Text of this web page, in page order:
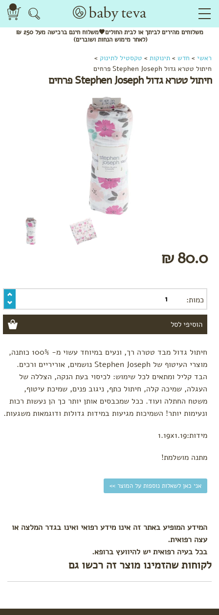
משלוחיםמהיריםלביתך או לבית החולים🖤משלוחחינם
ברכישה מעל 250 ₪
(לאחר מימוש הנחות ושוברים)
ראשי > חדש > תינוקות > טקסטיל לתינוק >
חיתול טטרא גדול Stephen Joseph פרחים
חיתול טטרא גדול Stephen Joseph פרחים
80.0 ₪
כמות:
חיתול גדול מבד טטרה רך, ונעים במיוחד עשוי מ- 100% כותנה,
מוצרי העיטוף של Stephen Joseph נושמים, אוריריים ורכים.
הבד קליל ומתאים לכל שימוש: לכיסוי בעת הנקה, הצללה של
העגלה, שמיכה קלה, חיתול כתף, ניגוב פנים, שמיכת עיטוף,
משטח החתלה ועוד. ככל שמכבסים אותן יותר כך הן נעשות רכות
ונעימות יותר! השמיכות מגיעות במידות גדולות ודוגמאות משגעות.
מידות:1.19x1.19
מתנה מושלמת!
אני כאן לשאלות נוספות על המוצר >>
המידע המופיע באתר זה אינו מידע רפואי ואינו בגדר המלצה או
עצה רפואית.
בכל בעיה רפואית יש להיוועץ ברופא.
לקוחות שהזמינו מוצר זה רכשו גם